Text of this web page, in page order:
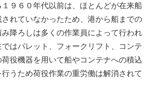
９６０年代以前は、ほとんどが在来船
れていなかったため、港から船までの
降ろしは多くの作業員によって行われ
はパレット、フォークリフト、コンテ
役機器を用いて船やコンテナへの積込
うため荷役作業の重労働は解消されて